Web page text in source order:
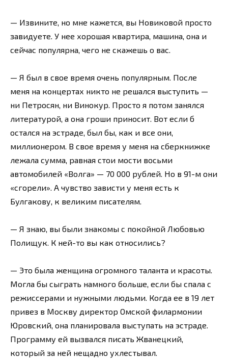
— Извините, но мне кажется, вы Новиковой просто
завидуете. У нее хорошая квартира, машина, она и
сейчас популярна, чего не скажешь о вас.
— Я был в свое время очень популярным. После
меня на концертах никто не решался выступить —
ни Петросян, ни Винокур. Просто я потом занялся
литературой, а она гроши приносит. Вот если б
остался на эстраде, был бы, как и все они,
миллионером. В свое время у меня на сберкнижке
лежала сумма, равная стои мости восьми
автомобилей «Волга» — 70 000 рублей. Но в 91-м они
«сгорели». А чувство зависти у меня есть к
Булгакову, к великим писателям.
— Я знаю, вы были знакомы с покойной Любовью
Полищук. К ней-то вы как относились?
— Это была женщина огромного таланта и красоты.
Могла бы сыграть намного больше, если бы спала с
режиссерами и нужными людьми. Когда ее в 19 лет
привез в Москву директор Омской филармонии
Юровский, она планировала выступать на эстраде.
Программу ей вызвался писать Жванецкий,
который за ней нещадно ухлестывал.